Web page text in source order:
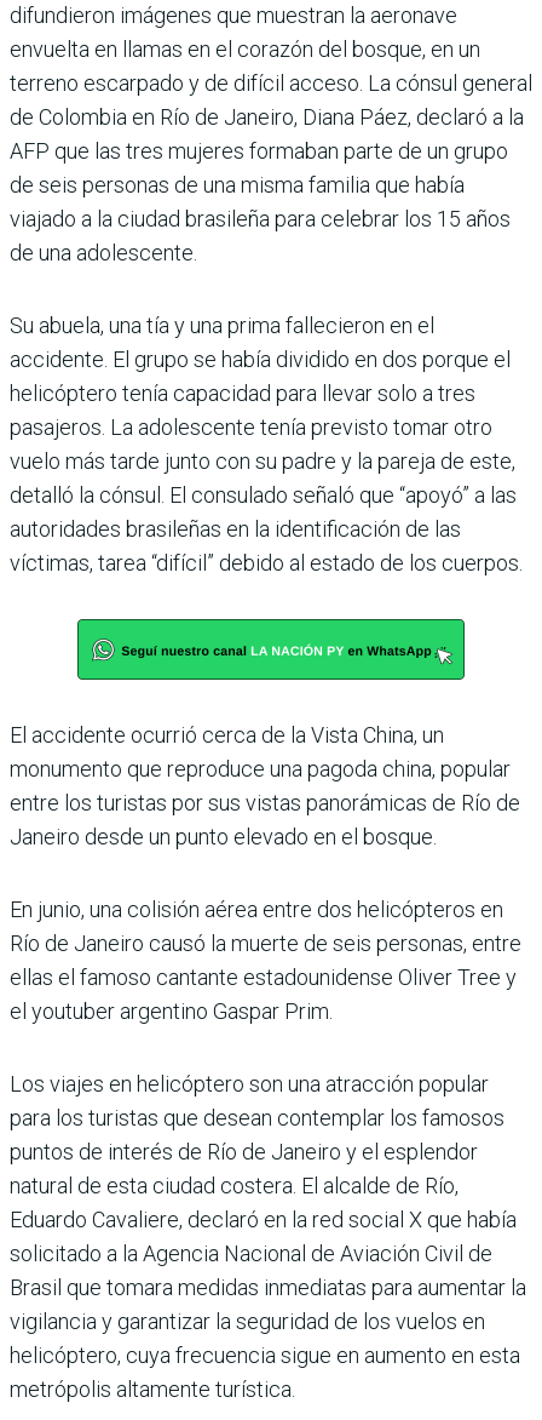
difundieron imágenes que muestran la aeronave
envuelta en llamas en el corazón del bosque, en un
terreno escarpado y de difícil acceso. La cónsul general
de Colombia en Río de Janeiro, Diana Páez, declaró a la
AFP que las tres mujeres formaban parte de un grupo
de seis personas de una misma familia que había
viajado a la ciudad brasileña para celebrar los 15 años
de una adolescente.
Su abuela, una tía y una prima fallecieron en el
accidente. El grupo se había dividido en dos porque el
helicóptero tenía capacidad para llevar solo a tres
pasajeros. La adolescente tenía previsto tomar otro
vuelo más tarde junto con su padre y la pareja de este,
detalló la cónsul. El consulado señaló que “apoyó” a las
autoridades brasileñas en la identificación de las
víctimas, tarea “difícil” debido al estado de los cuerpos.
El accidente ocurrió cerca de la Vista China, un
monumento que reproduce una pagoda china, popular
entre los turistas por sus vistas panorámicas de Río de
Janeiro desde un punto elevado en el bosque.
En junio, una colisión aérea entre dos helicópteros en
Río de Janeiro causó la muerte de seis personas, entre
ellas el famoso cantante estadounidense Oliver Tree y
el youtuber argentino Gaspar Prim.
Los viajes en helicóptero son una atracción popular
para los turistas que desean contemplar los famosos
puntos de interés de Río de Janeiro y el esplendor
natural de esta ciudad costera. El alcalde de Río,
Eduardo Cavaliere, declaró en la red social X que había
solicitado a la Agencia Nacional de Aviación Civil de
Brasil que tomara medidas inmediatas para aumentar la
vigilancia y garantizar la seguridad de los vuelos en
helicóptero, cuya frecuencia sigue en aumento en esta
metrópolis altamente turística.